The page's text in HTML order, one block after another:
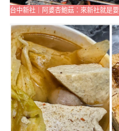
台中新社｜阿婆杏鮑菇：來新社就是